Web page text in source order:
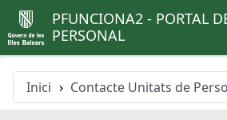
PFUNCIONA2 - PORTAL
PERSONAL
Inici Contacte Unitats de